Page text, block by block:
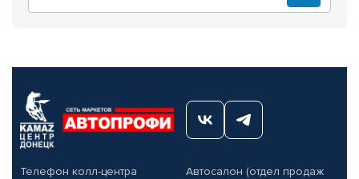
Телефон колл-центра
Автосалон (отдел продаж